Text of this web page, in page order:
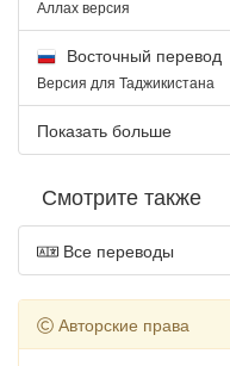
Аллах версия
Восточный перевод
Версия для Таджикистана
Показать больше
Смотрите также
Все переводы
Авторские права